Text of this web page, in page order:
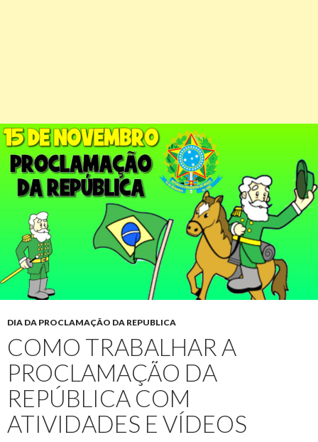
DIA DA PROCLAMAÇÃO DA REPUBLICA
COMO TRABALHAR A
PROCLAMAÇÃO DA
REPÚBLICA COM
ATIVIDADES E VÍDEOS